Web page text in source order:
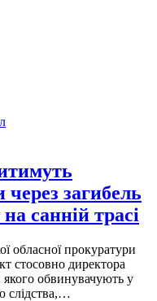
загибель
санній трасі
обласної прокуратури
стосовно директора
обвинувачують у
слідства,…